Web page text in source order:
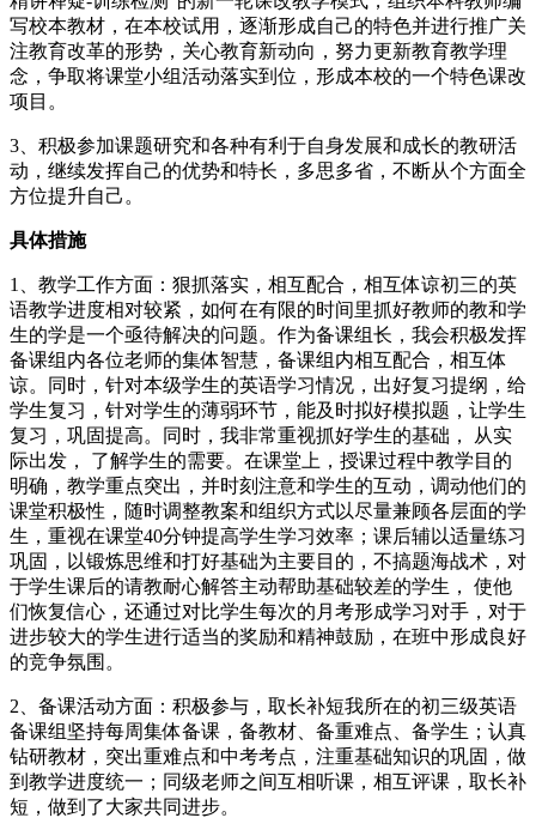
写校本教材，在本校试用，逐渐形成自己的特色并进行推广关
注教育改革的形势，关心教育新动向，努力更新教育教学理
念，争取将课堂小组活动落实到位，形成本校的一个特色课改
项目。
3、积极参加课题研究和各种有利于自身发展和成长的教研活
动，继续发挥自己的优势和特长，多思多省，不断从个方面全
方位提升自己。
具体措施
1、教学工作方面：狠抓落实，相互配合，相互体谅初三的英
语教学进度相对较紧，如何在有限的时间里抓好教师的教和学
生的学是一个亟待解决的问题。作为备课组长，我会积极发挥
备课组内各位老师的集体智慧，备课组内相互配合，相互体
谅。同时，针对本级学生的英语学习情况，出好复习提纲，给
学生复习，针对学生的薄弱环节，能及时拟好模拟题，让学生
复习，巩固提高。同时，我非常重视抓好学生的基础， 从实
际出发， 了解学生的需要。在课堂上，授课过程中教学目的
明确，教学重点突出，并时刻注意和学生的互动，调动他们的
课堂积极性，随时调整教案和组织方式以尽量兼顾各层面的学
生，重视在课堂40分钟提高学生学习效率；课后辅以适量练习
巩固，以锻炼思维和打好基础为主要目的，不搞题海战术，对
于学生课后的请教耐心解答主动帮助基础较差的学生， 使他
们恢复信心，还通过对比学生每次的月考形成学习对手，对于
进步较大的学生进行适当的奖励和精神鼓励，在班中形成良好
的竞争氛围。
2、备课活动方面：积极参与，取长补短我所在的初三级英语
备课组坚持每周集体备课，备教材、备重难点、备学生；认真
钻研教材，突出重难点和中考考点，注重基础知识的巩固，做
到教学进度统一；同级老师之间互相听课，相互评课，取长补
短，做到了大家共同进步。